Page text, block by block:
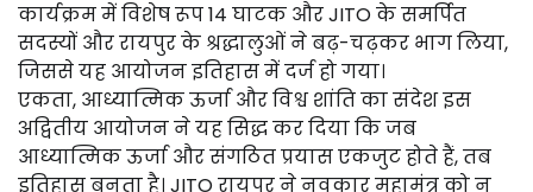
कार्यक्रम में विशेष रूप 14 घाटक और JITO के समर्पित
सदस्यों और रायपुर के श्रद्धालुओं ने बढ़-चढ़कर भाग लिया,
जिससे यह आयोजन इतिहास में दर्ज हो गया।
एकता, आध्यात्मिक ऊर्जा और विश्व शांति का संदेश इस
अद्वितीय आयोजन ने यह सिद्ध कर दिया कि जब
आध्यात्मिक ऊर्जा और संगठित प्रयास एकजुट होते हैं, तब
इतिहास बनता है। JITO रायपुर ने नवकार महामंत्र को न